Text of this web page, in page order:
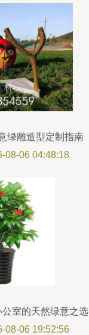
绿雕造型定制指南
08-06 04:48:18
室的天然绿意之选
08-06 19:52:56